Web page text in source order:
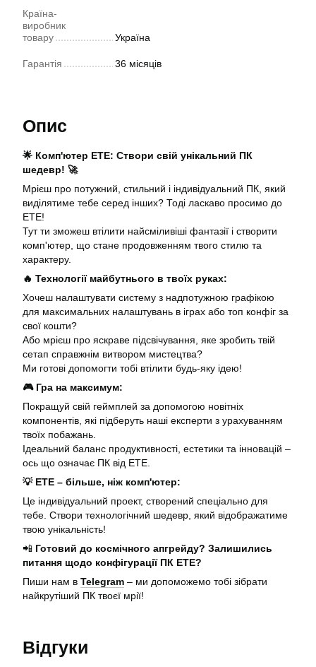
Країна-
виробник
товару
Україна
Гарантія 36 місяців
Опис
🌟 Комп'ютер ЕТЕ: Створи свій унікальний ПК
шедевр! 🚀
Мрієш про потужний, стильний і індивідуальний ПК, який
виділятиме тебе серед інших? Тоді ласкаво просимо до
ЕТЕ!
Тут ти зможеш втілити найсміливіші фантазії і створити
комп'ютер, що стане продовженням твого стилю та
характеру.
🔥 Технології майбутнього в твоїх руках:
Хочеш налаштувати систему з надпотужною графікою
для максимальних налаштувань в іграх або топ конфіг за
свої кошти?
Або мрієш про яскраве підсвічування, яке зробить твій
сетап справжнім витвором мистецтва?
Ми готові допомогти тобі втілити будь-яку ідею!
🎮 Гра на максимум:
Покращуй свій геймплей за допомогою новітніх
компонентів, які підберуть наші експерти з урахуванням
твоїх побажань.
Ідеальний баланс продуктивності, естетики та інновацій –
ось що означає ПК від ЕТЕ.
💡 ЕТЕ – більше, ніж комп'ютер:
Це індивідуальний проект, створений спеціально для
тебе. Створи технологічний шедевр, який відображатиме
твою унікальність!
📲 Готовий до космічного апгрейду? Залишились
питання щодо конфігурації ПК ETE?
Пиши нам в Telegram – ми допоможемо тобі зібрати
найкрутіший ПК твоєї мрії!
Відгуки